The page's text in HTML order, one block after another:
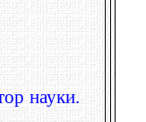
науки.